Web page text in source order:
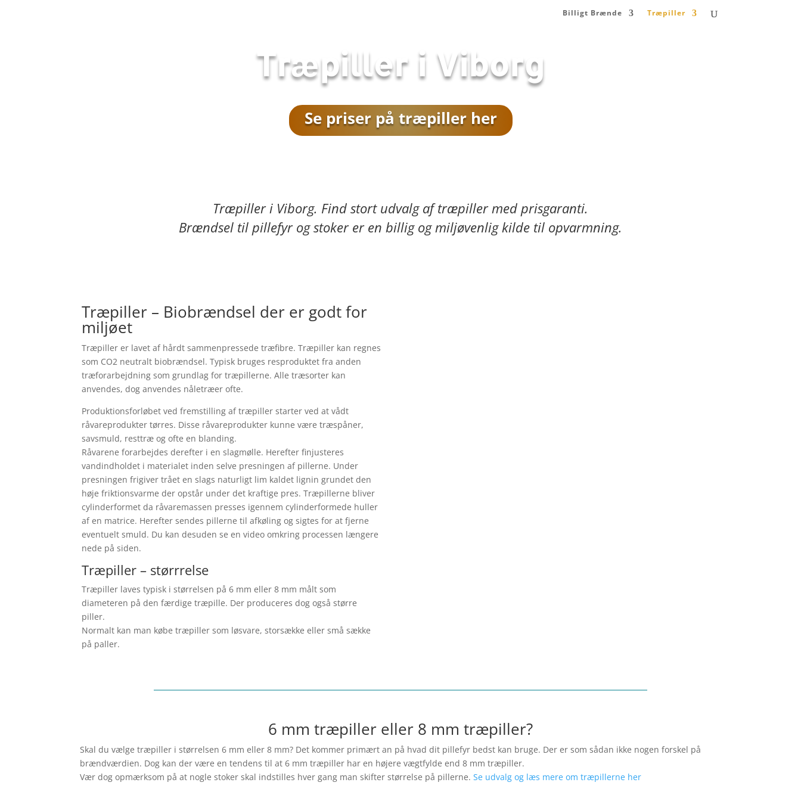
Billigt Brænde Træpiller
Træpiller i Viborg
Se priser på træpiller her
Træpiller i Viborg. Find stort udvalg af træpiller med prisgaranti.
Brændsel til pillefyr og stoker er en billig og miljøvenlig kilde til opvarmning.
Træpiller – Biobrændsel der er godt for
miljøet
Træpiller er lavet af hårdt sammenpressede træfibre. Træpiller kan regnes
som CO2 neutralt biobrændsel. Typisk bruges resproduktet fra anden
træforarbejdning som grundlag for træpillerne. Alle træsorter kan
anvendes, dog anvendes nåletræer ofte.
Produktionsforløbet ved fremstilling af træpiller starter ved at vådt
råvareprodukter tørres. Disse råvareprodukter kunne være træspåner,
savsmuld, resttræ og ofte en blanding.
Råvarene forarbejdes derefter i en slagmølle. Herefter finjusteres
vandindholdet i materialet inden selve presningen af pillerne. Under
presningen frigiver trået en slags naturligt lim kaldet lignin grundet den
høje friktionsvarme der opstår under det kraftige pres. Træpillerne bliver
cylinderformet da råvaremassen presses igennem cylinderformede huller
af en matrice. Herefter sendes pillerne til afkøling og sigtes for at fjerne
eventuelt smuld. Du kan desuden se en video omkring processen længere
nede på siden.
Træpiller – størrrelse
Træpiller laves typisk i størrelsen på 6 mm eller 8 mm målt som
diameteren på den færdige træpille. Der produceres dog også større
piller.
Normalt kan man købe træpiller som løsvare, storsække eller små sække
på paller.
6 mm træpiller eller 8 mm træpiller?
Skal du vælge træpiller i størrelsen 6 mm eller 8 mm? Det kommer primært an på hvad dit pillefyr bedst kan bruge. Der er som sådan ikke nogen forskel på
brændværdien. Dog kan der være en tendens til at 6 mm træpiller har en højere vægtfylde end 8 mm træpiller.
Vær dog opmærksom på at nogle stoker skal indstilles hver gang man skifter størrelse på pillerne.Se udvalg og læs mere om træpillerne her